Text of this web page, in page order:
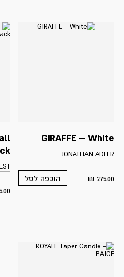
GIRAFFE – White
JONATHAN ADLER
275.00
₪ הוספה לסל